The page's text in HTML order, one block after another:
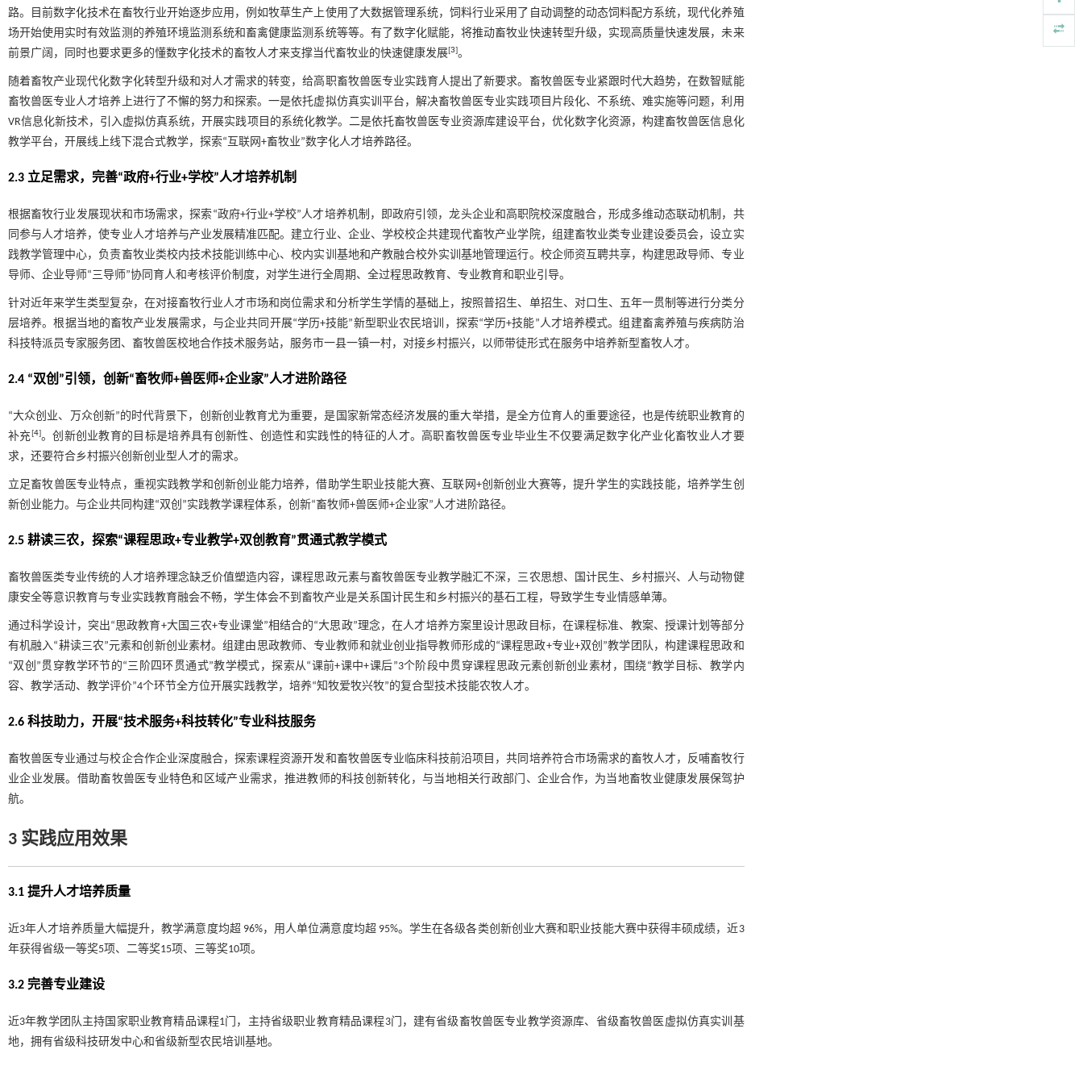
路。目前数字化技术在畜牧行业开始逐步应用，例如牧草生产上使用了大数据管理系统，饲料行业采用了自动调整的动态饲料配方系统，现代化养殖
场开始使用实时有效监测的养殖环境监测系统和畜禽健康监测系统等等。有了数字化赋能，将推动畜牧业快速转型升级，实现高质量快速发展，未来
前景广阔，同时也要求更多的懂数字化技术的畜牧人才来支撑当代畜牧业的快速健康发展[3]。
随着畜牧产业现代化数字化转型升级和对人才需求的转变，给高职畜牧兽医专业实践育人提出了新要求。畜牧兽医专业紧跟时代大趋势，在数智赋能
畜牧兽医专业人才培养上进行了不懈的努力和探索。一是依托虚拟仿真实训平台，解决畜牧兽医专业实践项目片段化、不系统、难实施等问题，利用
VR信息化新技术，引入虚拟仿真系统，开展实践项目的系统化教学。二是依托畜牧兽医专业资源库建设平台，优化数字化资源，构建畜牧兽医信息化
教学平台，开展线上线下混合式教学，探索“互联网+畜牧业”数字化人才培养路径。
2.3 立足需求，完善“政府+行业+学校”人才培养机制
根据畜牧行业发展现状和市场需求，探索“政府+行业+学校”人才培养机制，即政府引领，龙头企业和高职院校深度融合，形成多维动态联动机制，共
同参与人才培养，使专业人才培养与产业发展精准匹配。建立行业、企业、学校校企共建现代畜牧产业学院，组建畜牧业类专业建设委员会，设立实
践教学管理中心，负责畜牧业类校内技术技能训练中心、校内实训基地和产教融合校外实训基地管理运行。校企师资互聘共享，构建思政导师、专业
导师、企业导师“三导师”协同育人和考核评价制度，对学生进行全周期、全过程思政教育、专业教育和职业引导。
针对近年来学生类型复杂，在对接畜牧行业人才市场和岗位需求和分析学生学情的基础上，按照普招生、单招生、对口生、五年一贯制等进行分类分
层培养。根据当地的畜牧产业发展需求，与企业共同开展“学历+技能”新型职业农民培训，探索“学历+技能”人才培养模式。组建畜禽养殖与疾病防治
科技特派员专家服务团、畜牧兽医校地合作技术服务站，服务市一县一镇一村，对接乡村振兴，以师带徒形式在服务中培养新型畜牧人才。
2.4 “双创”引领，创新“畜牧师+兽医师+企业家”人才进阶路径
“大众创业、万众创新”的时代背景下，创新创业教育尤为重要，是国家新常态经济发展的重大举措，是全方位育人的重要途径，也是传统职业教育的
补充[4]。创新创业教育的目标是培养具有创新性、创造性和实践性的特征的人才。高职畜牧兽医专业毕业生不仅要满足数字化产业化畜牧业人才要
求，还要符合乡村振兴创新创业型人才的需求。
立足畜牧兽医专业特点，重视实践教学和创新创业能力培养，借助学生职业技能大赛、互联网+创新创业大赛等，提升学生的实践技能，培养学生创
新创业能力。与企业共同构建“双创”实践教学课程体系，创新“畜牧师+兽医师+企业家”人才进阶路径。
2.5 耕读三农，探索“课程思政+专业教学+双创教育”贯通式教学模式
畜牧兽医类专业传统的人才培养理念缺乏价值塑造内容，课程思政元素与畜牧兽医专业教学融汇不深，三农思想、国计民生、乡村振兴、人与动物健
康安全等意识教育与专业实践教育融会不畅，学生体会不到畜牧产业是关系国计民生和乡村振兴的基石工程，导致学生专业情感单薄。
通过科学设计，突出“思政教育+大国三农+专业课堂”相结合的“大思政”理念，在人才培养方案里设计思政目标，在课程标准、教案、授课计划等部分
有机融入“耕读三农”元素和创新创业素材。组建由思政教师、专业教师和就业创业指导教师形成的“课程思政+专业+双创”教学团队，构建课程思政和
“双创”贯穿教学环节的“三阶四环贯通式”教学模式，探索从“课前+课中+课后”3个阶段中贯穿课程思政元素创新创业素材，围绕“教学目标、教学内
容、教学活动、教学评价”4个环节全方位开展实践教学，培养“知牧爱牧兴牧”的复合型技术技能农牧人才。
2.6 科技助力，开展“技术服务+科技转化”专业科技服务
畜牧兽医专业通过与校企合作企业深度融合，探索课程资源开发和畜牧兽医专业临床科技前沿项目，共同培养符合市场需求的畜牧人才，反哺畜牧行
业企业发展。借助畜牧兽医专业特色和区域产业需求，推进教师的科技创新转化，与当地相关行政部门、企业合作，为当地畜牧业健康发展保驾护
航。
3 实践应用效果
3.1 提升人才培养质量
近3年人才培养质量大幅提升，教学满意度均超 96%，用人单位满意度均超 95%。学生在各级各类创新创业大赛和职业技能大赛中获得丰硕成绩，近3
年获得省级一等奖5项、二等奖15项、三等奖10项。
3.2 完善专业建设
近3年教学团队主持国家职业教育精品课程1门，主持省级职业教育精品课程3门，建有省级畜牧兽医专业教学资源库、省级畜牧兽医虚拟仿真实训基
地，拥有省级科技研发中心和省级新型农民培训基地。